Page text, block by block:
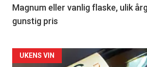
3
Magnum eller vanlig flaske, ulik
gunstig pris
Forsiden
UKENS VIN